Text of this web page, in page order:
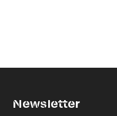
Newsletter